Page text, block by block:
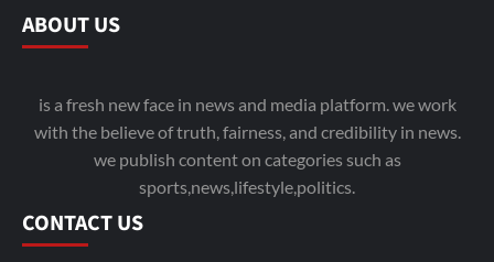
ABOUT US
is a fresh new face in news and media platform. we work
with the believe of truth, fairness, and credibility in news.
we publish content on categories such as
sports,news,lifestyle,politics.
CONTACT US